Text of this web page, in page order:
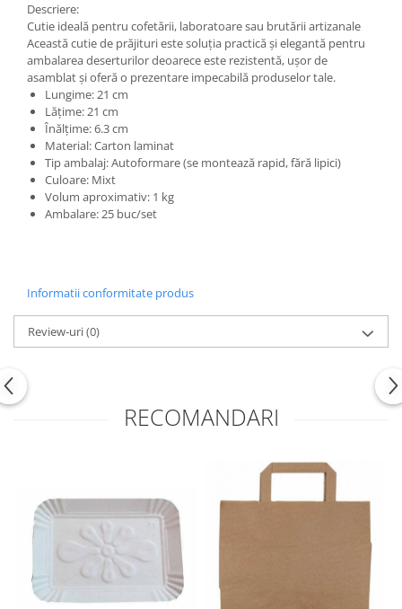
Descriere:
Cutie ideală pentru cofetării, laboratoare sau brutării artizanale
Această cutie de prăjituri este soluția practică și elegantă pentru
ambalarea deserturilor deoarece este rezistentă, ușor de
asamblat și oferă o prezentare impecabilă produselor tale.
Lungime: 21 cm
Lățime: 21 cm
Înălțime: 6.3 cm
Material: Carton laminat
Tip ambalaj: Autoformare (se montează rapid, fără lipici)
Culoare: Mixt
Volum aproximativ: 1 kg
Ambalare: 25 buc/set
Informatii conformitate produs
Review-uri(0)
RECOMANDARI